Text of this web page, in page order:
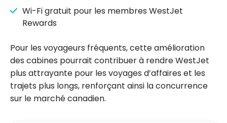
Wi-Fi gratuit pour les membres WestJet
Rewards
Pour les voyageurs fréquents, cette amélioration
des cabines pourrait contribuer à rendre WestJet
plus attrayante pour les voyages d’affaires et les
trajets plus longs, renforçant ainsi la concurrence
sur le marché canadien.